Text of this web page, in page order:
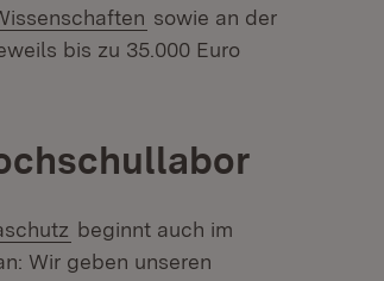
(Öffnet in neuem Fenster)
sowie an der
in neuem Fenster)
bis zu 35.000 Euro
(Öffnet in neuem Fenster)
beginnt auch im
Wir geben unseren